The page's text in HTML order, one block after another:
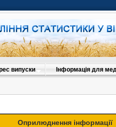
випуски Інформація для
Оприлюднення інформації